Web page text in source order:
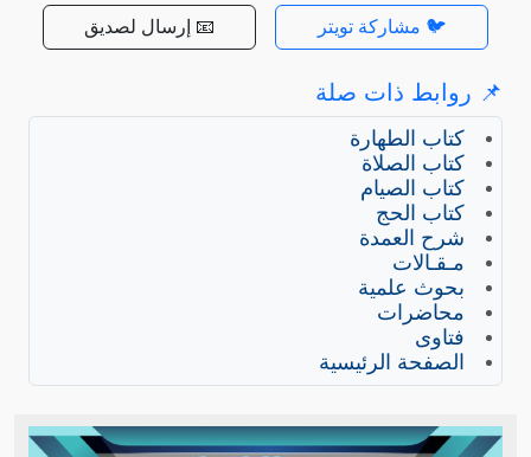
🐦 مشاركة تويتر 📧 إرسال لصديق
📌 روابط ذات صلة
كتاب الطهارة
كتاب الصلاة
كتاب الصيام
كتاب الحج
شرح العمدة
مـقـالات
بحوث علمية
محاضرات
فتاوى
الصفحة الرئيسية